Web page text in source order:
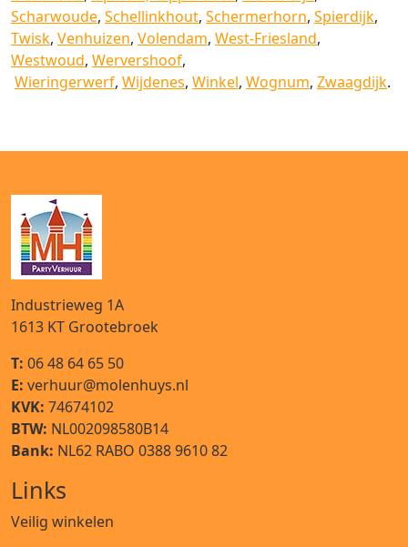
Scharwoude, Schellinkhout, Schermerhorn, Spierdijk,
Twisk, Venhuizen, Volendam, West-Friesland,
Westwoud, Wervershoof,
Wieringerwerf, Wijdenes, Winkel, Wognum, Zwaagdijk.
Industrieweg 1A
1613 KT Grootebroek
T: 06 48 64 65 50
E: verhuur@molenhuys.nl
KVK: 74674102
BTW: NL002098580B14
Bank: NL62 RABO 0388 9610 82
Links
Veilig winkelen